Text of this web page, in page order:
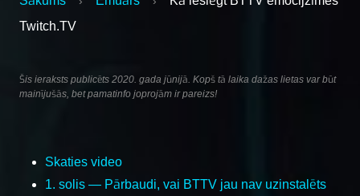
Twitch.TV
Šis ieraksts publicēts 2020. gada jūnijā. Kopš tā laika dažas lietas var būt
mainījušās, bet pamatinfo joprojām ir pareizs!
Skaties video
1. solis — Pārbaudi, vai BTTV jau nav uzinstalēts